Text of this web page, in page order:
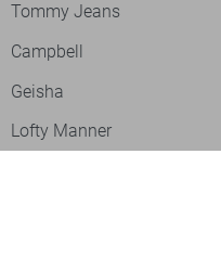
Tommy Jeans
Campbell
Geisha
Lofty Manner